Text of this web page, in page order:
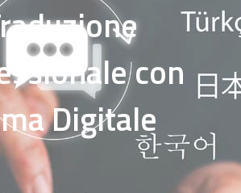
EUDI Wallet: i Servizi Fiduciari
qualificati sono le fondamenta
della nuova identità digitale
con
Digitale